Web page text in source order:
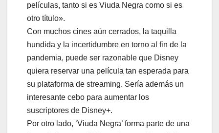
películas, tanto si es Viuda Negra como si es
otro título».
Con muchos cines aún cerrados, la taquilla
hundida y la incertidumbre en torno al fin de la
pandemia, puede ser razonable que Disney
quiera reservar una película tan esperada para
su plataforma de streaming. Sería además un
interesante cebo para aumentar los
suscriptores de Disney+.
Por otro lado, ‘Viuda Negra’ forma parte de una